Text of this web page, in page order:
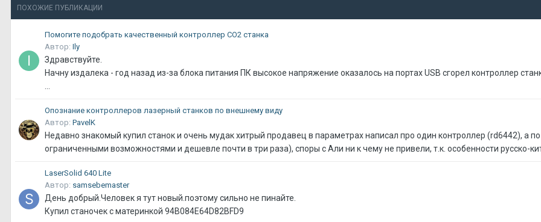
ПОХОЖИЕ ПУБЛИКАЦИИ
Помогите подобрать качественный контроллер CO2 станка
Автор: Ily
Здравствуйте.
Начну издалека - год назад из-за блока питания ПК высокое напряжение оказалось на портах USB сгорел контроллер
Опознание контроллеров лазерный станков по внешнему виду
Автор: PavelK
Недавно знакомый купил станок и очень мудак хитрый продавец в параметрах написал про один контроллер (rd6442), а
ограниченными возможностями и дешевле почти в три раза), споры с Али ни к чему не привели, т.к. особенности русско-
LaserSolid 640 Lite
Автор: samsebemaster
День добрый.Человек я тут новый.поэтому сильно не пинайте.
Купил станочек с материнкой 94B084E64D82BFD9